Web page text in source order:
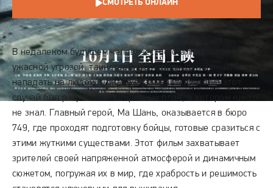
СМОТРЕТЬ ОНЛАЙН
СЮЖЕТ
В недалеком будущем человечество сталкивается с
ужасной угрозой: таинственные чудовища начинают
нападать на людей. Однако оказывается, что на этот
случай был разработан секретный план, о котором никто
не знал. Главный герой, Ма Шань, оказывается в бюро
749, где проходят подготовку бойцы, готовые сразиться с
этими жуткими существами. Этот фильм захватывает
зрителей своей напряженной атмосферой и динамичным
сюжетом, погружая их в мир, где храбрость и решимость